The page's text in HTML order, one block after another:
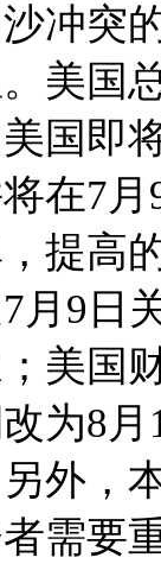
冲突
美国
国即
在7
提高
月9日
美国
为8
外，
需要